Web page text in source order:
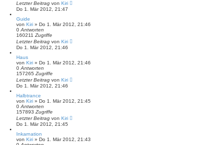
Letzter Beitrag von Kiri
Do 1. Mär 2012, 21:47
Guide
von Kiri » Do 1. Mär 2012, 21:46
0 Antworten
160211 Zugriffe
Letzter Beitrag von Kiri
Do 1. Mär 2012, 21:46
Haus
von Kiri » Do 1. Mär 2012, 21:46
0 Antworten
157265 Zugriffe
Letzter Beitrag von Kiri
Do 1. Mär 2012, 21:46
Halbtrance
von Kiri » Do 1. Mär 2012, 21:45
0 Antworten
157893 Zugriffe
Letzter Beitrag von Kiri
Do 1. Mär 2012, 21:45
Inkarnation
von Kiri » Do 1. Mär 2012, 21:43